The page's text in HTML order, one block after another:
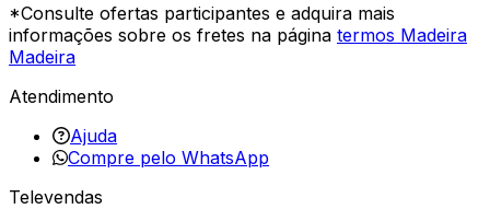
*Consulte ofertas participantes e adquira mais
informações sobre os fretes na página termos Madeira
Madeira
Atendimento
Ajuda
Compre pelo WhatsApp
Televendas